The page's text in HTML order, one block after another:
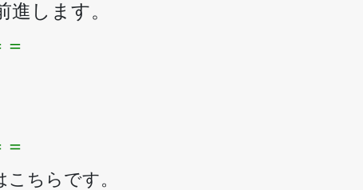
します。
ちらです。